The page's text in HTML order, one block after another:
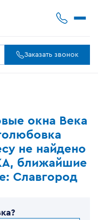
Заказать звонок
окна Века
не найдено
ближайшие
Славгород
?